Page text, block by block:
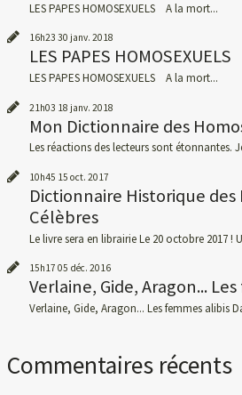
LES PAPES HOMOSEXUELS A la mort...
16h23 30 janv. 2018
LES PAPES HOMOSEXUELS
LES PAPES HOMOSEXUELS A la mort...
21h03 18 janv. 2018
Mon Dictionnaire des
Les réactions des lecteurs sont étonnantes.
10h45 15 oct. 2017
Dictionnaire Historique
Célèbres
Le livre sera en librairie Le 20 octobre 2017 !
15h17 05 déc. 2016
Verlaine, Gide, Aragon...
Verlaine, Gide, Aragon... Les femmes alibis
Commentaires récents